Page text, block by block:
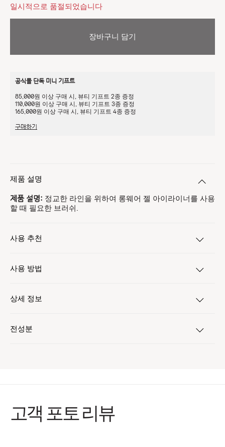
일시적으로 품절되었습니다
장바구니 담기
공식몰 단독 미니 기프트
85,000원 이상 구매 시, 뷰티 기프트 2종 증정
110,000원 이상 구매 시, 뷰티 기프트 3종 증정
165,000원 이상 구매 시, 뷰티 기프트 4종 증정
구매하기
제품 설명
제품 설명: 정교한 라인을 위하여 롱웨어 젤 아이라이너를 사용
할 때 필요한 브러쉬.
사용 추천
사용 방법
상세 정보
전성분
고객 포토 리뷰